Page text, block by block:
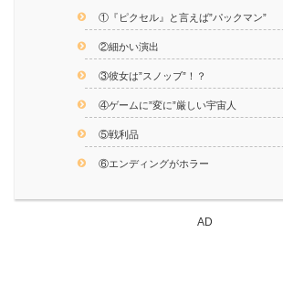
①『ピクセル』と言えば”パックマン”
②細かい演出
③彼女は”スノッブ”！？
④ゲームに”変に”厳しい宇宙人
⑤戦利品
⑥エンディングがホラー
AD